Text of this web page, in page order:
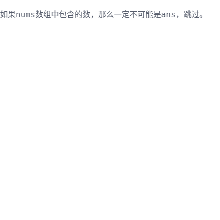
果nums数组中包含的数，那么一定不可能是ans ，跳过。